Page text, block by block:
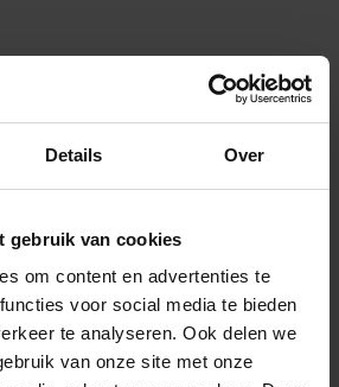
Details Over
gebruik van cookies
om content en advertenties te
voor social media te bieden
te analyseren. Ook delen we
van onze site met onze